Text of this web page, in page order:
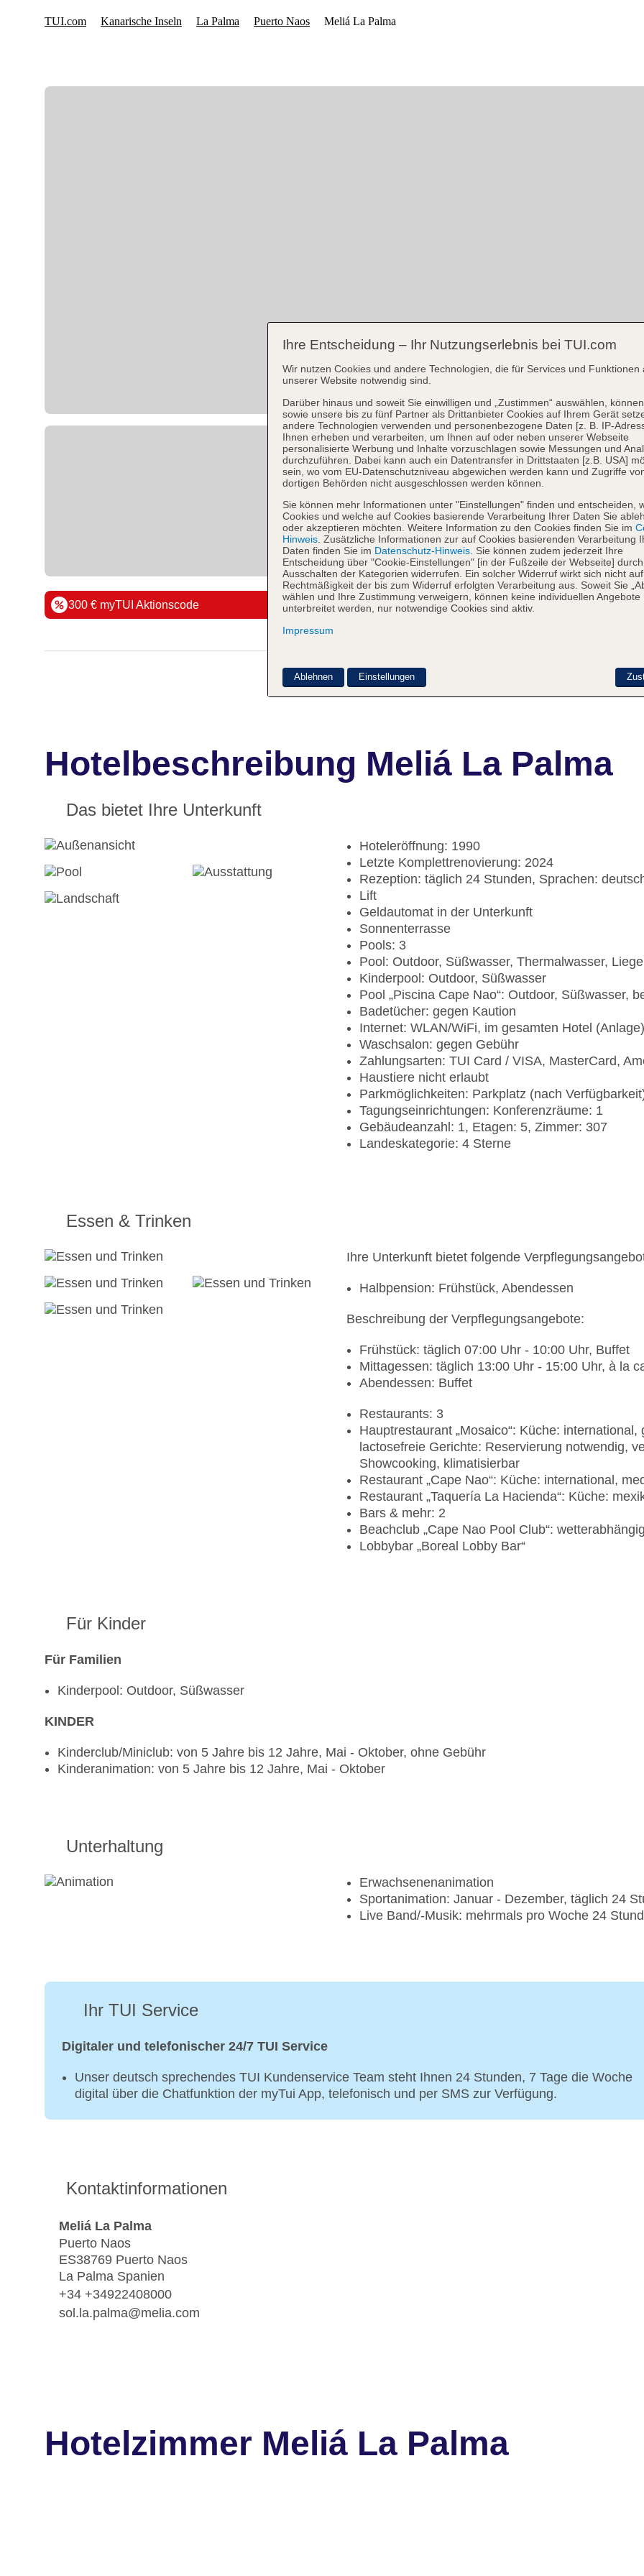
300 € myTUI Aktionscode
Hotelbeschreibung Meliá La Palma
Das bietet Ihre Unterkunft
Hoteleröffnung: 1990
Letzte Komplettrenovierung: 2024
Rezeption: täglich 24 Stunden, Sprachen:
Lift
Geldautomat in der Unterkunft
Sonnenterrasse
Pools: 3
Pool: Outdoor, Süßwasser, Thermalwasser,
Kinderpool: Outdoor, Süßwasser
Pool „Piscina Cape Nao“: Outdoor, Süßwasser,
Badetücher: gegen Kaution
Internet: WLAN/WiFi, im gesamten Hotel
Waschsalon: gegen Gebühr
Zahlungsarten: TUI Card / VISA, MasterCard,
Haustiere nicht erlaubt
Parkmöglichkeiten: Parkplatz (nach
Tagungseinrichtungen: Konferenzräume: 1
Gebäudeanzahl: 1, Etagen: 5, Zimmer: 307
Landeskategorie: 4 Sterne
Essen & Trinken
Ihre Unterkunft bietet folgende
Halbpension: Frühstück, Abendessen
Beschreibung der Verpflegungsangebote:
Frühstück: täglich 07:00 Uhr - 10:00 Uhr, Buffet
Mittagessen: täglich 13:00 Uhr - 15:00 Uhr, à la
Abendessen: Buffet
Restaurants: 3
Hauptrestaurant „Mosaico“: Küche:
lactosefreie Gerichte: Reservierung notwendig,
Showcooking, klimatisierbar
Restaurant „Cape Nao“: Küche: international,
Restaurant „Taquería La Hacienda“: Küche:
Bars & mehr: 2
Beachclub „Cape Nao Pool Club“: wetterabhängig
Lobbybar „Boreal Lobby Bar“
Für Kinder
Für Familien
Kinderpool: Outdoor, Süßwasser
KINDER
Kinderclub/Miniclub: von 5 Jahre bis 12 Jahre, Mai - Oktober, ohne Gebühr
Kinderanimation: von 5 Jahre bis 12 Jahre, Mai - Oktober
Unterhaltung
Erwachsenenanimation
Sportanimation: Januar - Dezember, täglich 24
Live Band/-Musik: mehrmals pro Woche 24
Ihr TUI Service
Digitaler und telefonischer 24/7 TUI Service
Unser deutsch sprechendes TUI Kundenservice Team steht Ihnen 24 Stunden, 7 Tage die Woche
digital über die Chatfunktion der myTui App, telefonisch und per SMS zur Verfügung.
Kontaktinformationen
Meliá La Palma
Puerto Naos
ES38769 Puerto Naos
La Palma Spanien
+34 +34922408000
sol.la.palma@melia.com
Hotelzimmer Meliá La Palma
Ihre Entscheidung – Ihr Nutzungserlebnis bei TUI.com
Wir nutzen Cookies und andere Technologien, die für Services und Funktionen
unserer Website notwendig sind.
Darüber hinaus und soweit Sie einwilligen und „Zustimmen“ auswählen,
sowie unsere bis zu fünf Partner als Drittanbieter Cookies auf Ihrem Gerät
andere Technologien verwenden und personenbezogene Daten [z. B. IP-
Ihnen erheben und verarbeiten, um Ihnen auf oder neben unserer Webseite
personalisierte Werbung und Inhalte vorzuschlagen sowie Messungen und
durchzuführen. Dabei kann auch ein Datentransfer in Drittstaaten [z.B. USA]
sein, wo vom EU-Datenschutzniveau abgewichen werden kann und Zugriffe
dortigen Behörden nicht ausgeschlossen werden können.
Sie können mehr Informationen unter "Einstellungen" finden und entscheiden,
Cookies und welche auf Cookies basierende Verarbeitung Ihrer Daten Sie
oder akzeptieren möchten. Weitere Information zu den Cookies finden Sie im
Hinweis . Zusätzliche Informationen zur auf Cookies basierenden Verarbeitung
Daten finden Sie im Datenschutz-Hinweis . Sie können zudem jederzeit Ihre
Entscheidung über "Cookie-Einstellungen" [in der Fußzeile der Webseite] durch
Ausschalten der Kategorien widerrufen. Ein solcher Widerruf wirkt sich nicht
Rechtmäßigkeit der bis zum Widerruf erfolgten Verarbeitung aus. Soweit Sie
wählen und Ihre Zustimmung verweigern, können keine individuellen Angebote
unterbreitet werden, nur notwendige Cookies sind aktiv.
Impressum
Ablehnen Einstellungen